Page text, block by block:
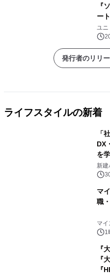
『
ー
ユ
発行者のリリ
ライフスタイルの新着
「
DX
を
20
新
マ
職
マイ
1
『
『
『